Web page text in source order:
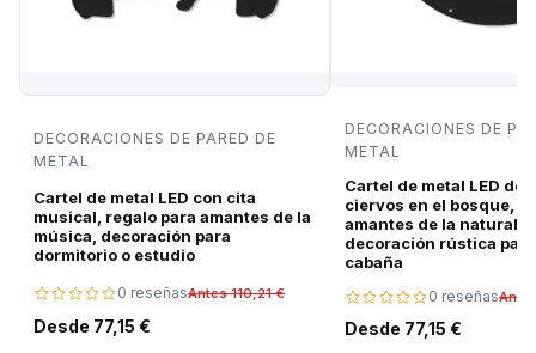
DECORACIONES DE PARED DE
METAL
Cartel de metal LED con cita
musical, regalo para amantes de la
música, decoración para
dormitorio o estudio
0 reseñasAntes 110,21 €
Desde 77,15 €
DECORACIONES DE
METAL
Cartel de metal LED de
ciervos en el bosque,
amantes de la
decoración rústica
cabaña
0 reseñas
Desde 77,15 €